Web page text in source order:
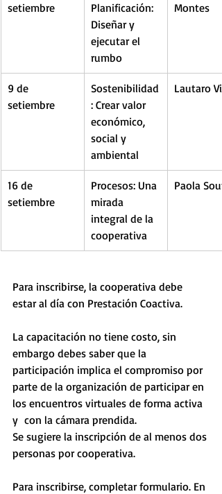
setiembre
Planificación:
Diseñar y
ejecutar el
rumbo
Montes
9 de
setiembre
Sostenibilidad
: Crear valor
económico,
social y
ambiental
Lautaro
16 de
setiembre
Procesos: Una
mirada
integral de la
cooperativa
Paola
Para inscribirse, la cooperativa debe
estar al día con Prestación Coactiva.
La capacitación no tiene costo, sin
embargo debes saber que la
participación implica el compromiso por
parte de la organización de participar en
los encuentros virtuales de forma activa
y  con la cámara prendida.
Se sugiere la inscripción de al menos dos
personas por cooperativa.
Para inscribirse, completar formulario. En